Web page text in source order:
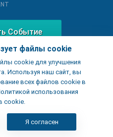
файлы cookie
cookie для улучшения
Используя наш сайт, вы
всех файлов cookie в
использования
cookie.
Я согласен
Событие
Заведение